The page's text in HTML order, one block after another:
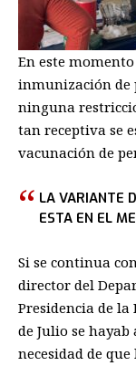
En este
inmunización de
ninguna
tan receptiva se
vacunación de
LA VARIANTE
ESTA EN EL
Si se continua
director del
Presidencia de
de Julio se hayab
necesidad de